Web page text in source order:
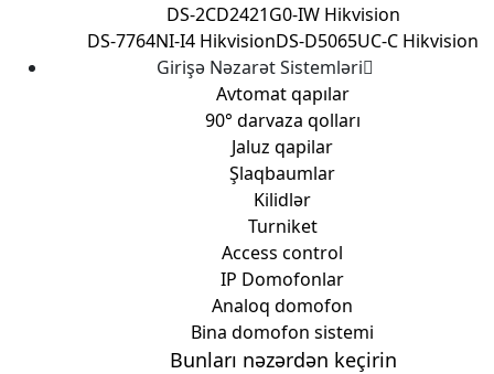
DS-2CD2421G0-IW Hikvision
DS-7764NI-I4 HikvisionDS-D5065UC-C Hikvision
Girişə Nəzarət Sistemləri
Avtomat qapılar
90° darvaza qolları
Jaluz qapilar
Şlaqbaumlar
Kilidlər
Turniket
Access control
IP Domofonlar
Analoq domofon
Bina domofon sistemi
Bunları nəzərdən keçirin